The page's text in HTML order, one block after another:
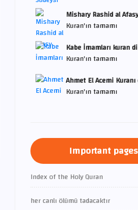
Mishary Rashid al
Kuran'ın tamamı
Kabe İmamları kuran
Kuran'ın tamamı
Ahmet El Acemi
Kuran'ın tamamı
Important pages
Index of the Holy Quran
her canlı ölümü tadacaktır